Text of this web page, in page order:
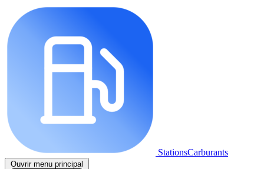
StationsCarburants
Ouvrir menu principal